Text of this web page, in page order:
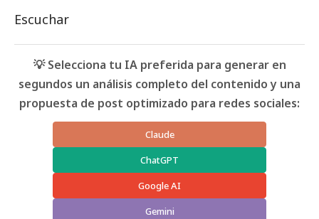
Escuchar
💡 Selecciona tu IA preferida para generar en
segundos un análisis completo del contenido y una
propuesta de post optimizado para redes sociales:
Claude
ChatGPT
Google AI
Gemini